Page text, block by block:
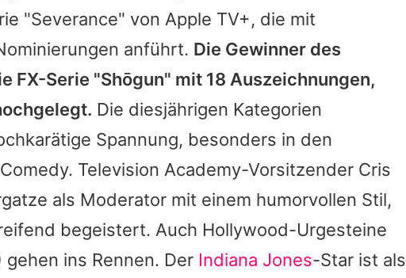
"Severance" von Apple TV+, die mit
anführt. Die Gewinner des
FX-Serie "Shōgun" mit 18 Auszeichnungen,
Die diesjährigen Kategorien
Spannung, besonders in den
Television Academy-Vorsitzender Cris
als Moderator mit einem humorvollen Stil,
begeistert. Auch Hollywood-Urgesteine
gehen ins Rennen. Der Indiana Jones-Star ist als